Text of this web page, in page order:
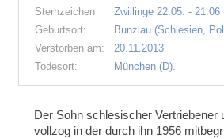
Sternzeichen
Zwillinge 22.05. - 21.06
Geburtsort:
Bunzlau (Schlesien,
Verstorben am:
20.11.2013
Todesort:
München (D).
Der Sohn schlesischer Vertriebener
vollzog in der durch ihn 1956